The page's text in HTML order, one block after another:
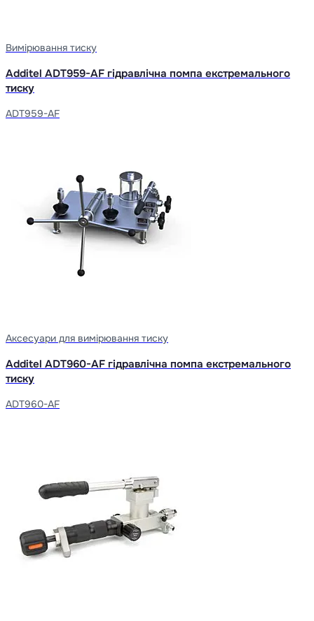
Вимірювання тиску
Additel ADT959-AF гідравлічна помпа екстремального
тиску
ADT959-AF
Аксесуари для вимірювання тиску
Additel ADT960-AF гідравлічна помпа екстремального
тиску
ADT960-AF